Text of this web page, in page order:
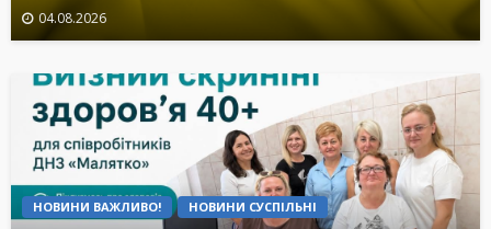
04.08.2026
НОВИНИ ВАЖЛИВО! НОВИНИ СУСПІЛЬНІ